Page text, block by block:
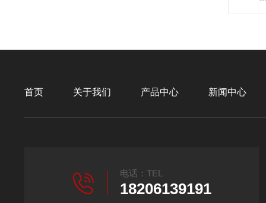
首页 关于我们 产品中心 新闻中心
电话：TEL
18206139191